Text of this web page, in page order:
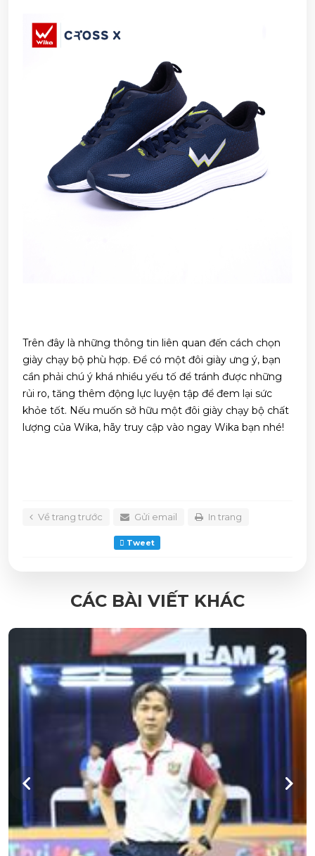
Trên đây là những thông tin liên quan đến cách chọn
giày chạy bộ phù hợp. Để có một đôi giày ưng ý, bạn
cần phải chú ý khá nhiều yếu tố để tránh được những
rủi ro, tăng thêm động lực luyện tập để đem lại sức
khỏe tốt. Nếu muốn sở hữu một đôi giày chạy bộ chất
lượng của Wika, hãy truy cập vào ngay Wika bạn nhé!
Về trang trước Gửi email In trang
Tweet
CÁC BÀI VIẾT KHÁC